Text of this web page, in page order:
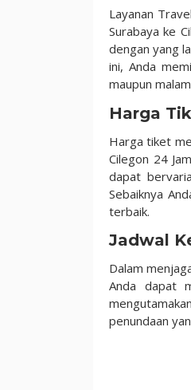
Layanan
Surabaya ke
dengan yang
ini, Anda
maupun
Harga
Harga tiket
Cilegon 24
dapat
Sebaiknya
terbaik.
Jadwal
Dalam
Anda dapat
penundaan